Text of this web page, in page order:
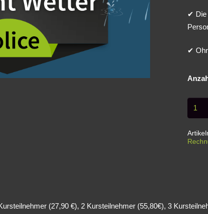
✔ Die
✔
Wetter
Police
für
(27,90 €), 2 Kursteilnehmer (55,80€), 3